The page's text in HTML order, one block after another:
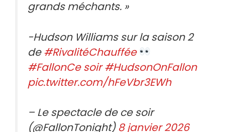
grands méchants. »
-Hudson Williams sur la saison 2
de#RivalitéChauffée
#FallonCe soir #HudsonOnFallon
pic.twitter.com/hFeVbr3EWh
– Le spectacle de ce soir
(@FallonTonight) 8 janvier 2026